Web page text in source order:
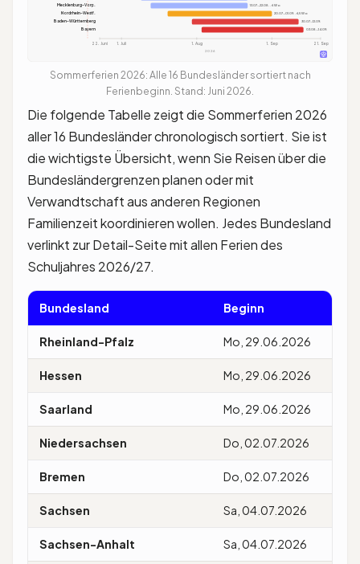
22. Juni 1. Juli 1. Aug 1. Sep 21. Sep
2026
Mecklenburg-Vorp. 13.07.-22.08. · 6 Wo
Nordrhein-Westf. 20.07.-01.09. · 6,5 Wo
Baden-Württemberg 30.07.-12.09.
Bayern 03.08.-14.09.
Sommerferien 2026: Alle 16 Bundesländer sortiert nach
Ferienbeginn. Stand: Juni 2026.
Die folgende Tabelle zeigt die Sommerferien 2026
aller 16 Bundesländer chronologisch sortiert. Sie ist
die wichtigste Übersicht, wenn Sie Reisen über die
Bundesländergrenzen planen oder mit
Verwandtschaft aus anderen Regionen
Familienzeit koordinieren wollen. Jedes Bundesland
verlinkt zur Detail-Seite mit allen Ferien des
Schuljahres 2026/27.
Bundesland Beginn
Rheinland-Pfalz Mo, 29.06.2026
Hessen Mo, 29.06.2026
Saarland Mo, 29.06.2026
Niedersachsen Do, 02.07.2026
Bremen Do, 02.07.2026
Sachsen Sa, 04.07.2026
Sachsen-Anhalt Sa, 04.07.2026